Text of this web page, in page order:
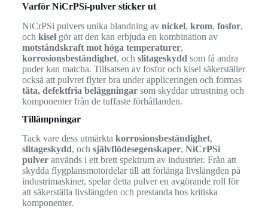
Varför NiCrPSi-pulver sticker ut
NiCrPSi pulvers unika blandning av nickel, krom, fosfor,
och kiselgör att den kan erbjuda en kombination av
motståndskraft mot höga temperaturer,
korrosionsbeständighet, och slitageskydd som få andra
puder kan matcha. Tillsatsen av fosfor och kisel säkerställer
också att pulvret flyter bra under appliceringen och formas
täta, defektfria beläggningarsom skyddar utrustning och
komponenter från de tuffaste förhållanden.
Tillämpningar
Tack vare dess utmärkta korrosionsbeständighet,
slitageskydd, och självflödesegenskaper, NiCrPSi
pulveranvänds i ett brett spektrum av industrier. Från att
skydda flygplansmotordelar till att förlänga livslängden på
industrimaskiner, spelar detta pulver en avgörande roll för
att säkerställa livslängden och prestanda hos kritiska
komponenter.